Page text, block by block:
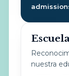
nuestra